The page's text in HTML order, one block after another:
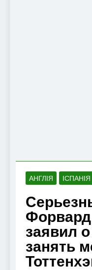
АНГЛІЯ ІСПАНІЯ
заявил
занять